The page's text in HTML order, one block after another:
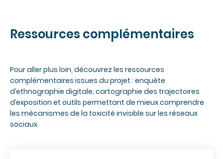
Ressources complémentaires
Pour aller plus loin, découvrez les ressources
complémentaires issues du projet : enquête
d’ethnographie digitale, cartographie des trajectoires
d’exposition et outils permettant de mieux comprendre
les mécanismes de la toxicité invisible sur les réseaux
sociaux.